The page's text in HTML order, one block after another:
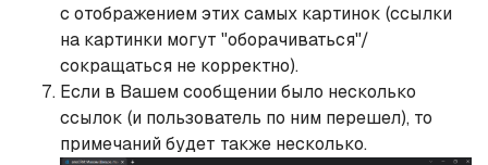
с отображением этих самых картинок (ссылки
на картинки могут "оборачиваться"/
сокращаться не корректно).
Если в Вашем сообщении было несколько
ссылок (и пользователь по ним перешел), то
примечаний будет также несколько.